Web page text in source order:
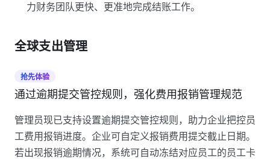
力财务团队更快、更准地完成结账工作。
全球支出管理
抢先体验
通过逾期提交管控规则，强化费用报销管理规范
管理员现已支持设置逾期提交管控规则，助力企业把控员
工费用报销进度。企业可自定义报销费用提交截止日期。
若出现报销逾期情况，系统可自动冻结对应员工的员工卡